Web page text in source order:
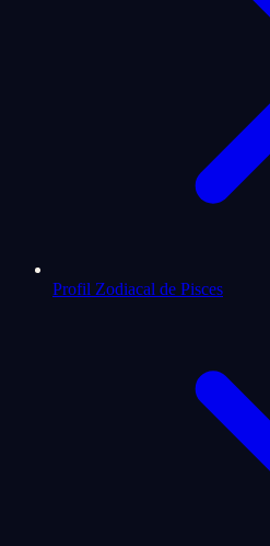
Profil Zodiacal de Pisces